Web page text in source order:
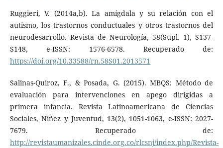
Ruggieri, V. (2014a,b). La amígdala y su relación con el
autismo, los trastornos conductuales y otros trastornos del
neurodesarrollo. Revista de Neurología, 58(Supl. 1), S137-
S148, e-ISSN: 1576-6578. Recuperado de:
https://doi.org/10.33588/rn.58S01.2013571
Salinas-Quiroz, F., & Posada, G. (2015). MBQS: Método de
evaluación para intervenciones en apego dirigidas a
primera infancia. Revista Latinoamericana de Ciencias
Sociales, Niñez y Juventud, 13(2), 1051-1063, e-ISSN: 2027-
7679. Recuperado de:
http://revistaumanizales.cinde.org.co/rlcsnj/index.php/Revista-